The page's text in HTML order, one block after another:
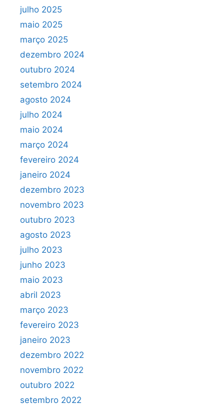
julho 2025
maio 2025
março 2025
dezembro 2024
outubro 2024
setembro 2024
agosto 2024
julho 2024
maio 2024
março 2024
fevereiro 2024
janeiro 2024
dezembro 2023
novembro 2023
outubro 2023
agosto 2023
julho 2023
junho 2023
maio 2023
abril 2023
março 2023
fevereiro 2023
janeiro 2023
dezembro 2022
novembro 2022
outubro 2022
setembro 2022